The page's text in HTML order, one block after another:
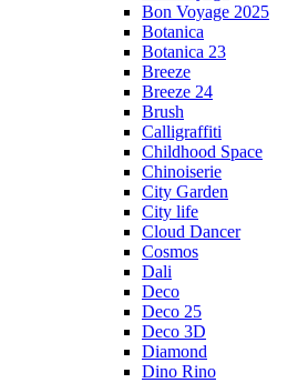
Bon Voyage 2025
Botanica
Botanica 23
Breeze
Breeze 24
Brush
Calligraffiti
Childhood Space
Chinoiserie
City Garden
City life
Cloud Dancer
Cosmos
Dali
Deco
Deco 25
Deco 3D
Diamond
Dino Rino